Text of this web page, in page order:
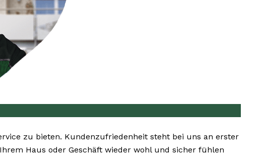
zu bieten. Kundenzufriedenheit steht bei uns an erster
Haus oder Geschäft wieder wohl und sicher fühlen